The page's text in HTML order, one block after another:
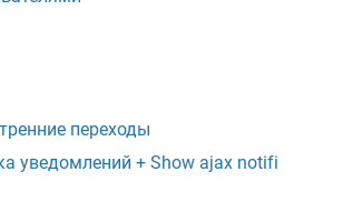
переходы
уведомлений + Show ajax notifi